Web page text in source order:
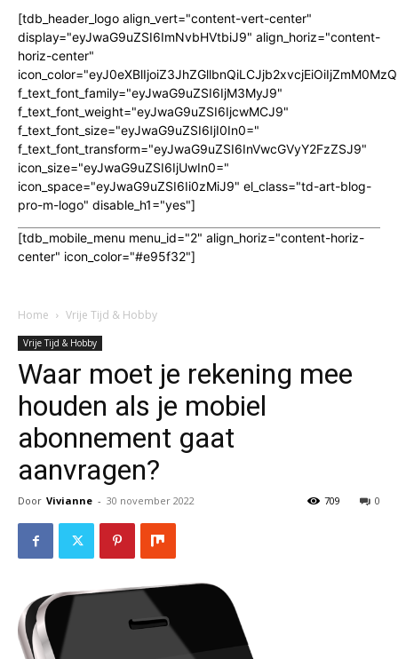
[tdb_header_logo align_vert="content-vert-center"
display="eyJwaG9uZSI6ImNvbHVtbiJ9" align_horiz="content-
horiz-center"
f_text_font_family="eyJwaG9uZSI6IjM3MyJ9"
f_text_font_weight="eyJwaG9uZSI6IjcwMCJ9"
f_text_font_size="eyJwaG9uZSI6IjI0In0="
f_text_font_transform="eyJwaG9uZSI6InVwcGVyY2FzZSJ9"
icon_size="eyJwaG9uZSI6IjUwIn0="
icon_space="eyJwaG9uZSI6Ii0zMiJ9" el_class="td-art-blog-
pro-m-logo" disable_h1="yes"]
[tdb_mobile_menu menu_id="2" align_horiz="content-horiz-
center" icon_color="#e95f32"]
Home Vrije Tijd & Hobby
Vrije Tijd & Hobby
Waar moet je rekening mee
houden als je mobiel
abonnement gaat
aanvragen?
Door Vivianne - 30 november 2022 0
709